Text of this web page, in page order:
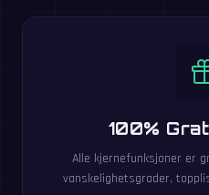
100%
Alle kjernefunksjoner er
vanskelighetsgrader,